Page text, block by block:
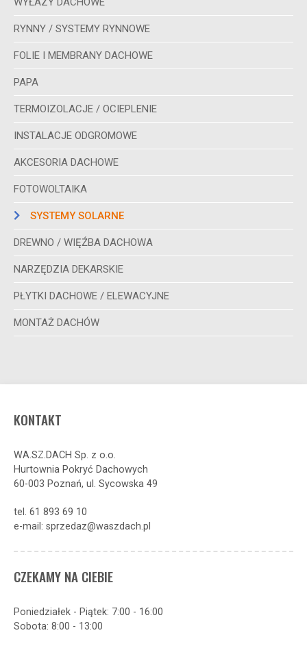
RYNNY / SYSTEMY RYNNOWE
FOLIE I MEMBRANY DACHOWE
PAPA
TERMOIZOLACJE / OCIEPLENIE
INSTALACJE ODGROMOWE
AKCESORIA DACHOWE
FOTOWOLTAIKA
SYSTEMY SOLARNE
DREWNO / WIĘŹBA DACHOWA
NARZĘDZIA DEKARSKIE
PŁYTKI DACHOWE / ELEWACYJNE
MONTAŻ DACHÓW
KONTAKT
WA.SZ.DACH Sp. z o.o.
Hurtownia Pokryć Dachowych
60-003 Poznań, ul. Sycowska 49
tel. 61 893 69 10
e-mail: sprzedaz@waszdach.pl
CZEKAMY NA CIEBIE
Poniedziałek - Piątek: 7:00 - 16:00
Sobota: 8:00 - 13:00